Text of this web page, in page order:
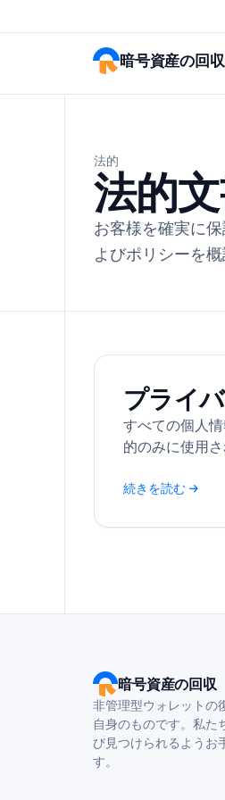
暗号資産の回収
法的
法的
お客様を確実に
よびポリシーを
プライ
すべての個人
的のみに使用さ
続きを読む →
暗号資産の回収
非管理型ウォレットの
自身のものです。私た
び見つけられるようお
す。